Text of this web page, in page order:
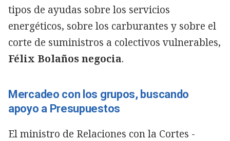
tipos de ayudas sobre los servicios
energéticos, sobre los carburantes y sobre el
corte de suministros a colectivos vulnerables,
Félix Bolaños negocia.
Mercadeo con los grupos, buscando
apoyo a Presupuestos
El ministro de Relaciones con la Cortes -